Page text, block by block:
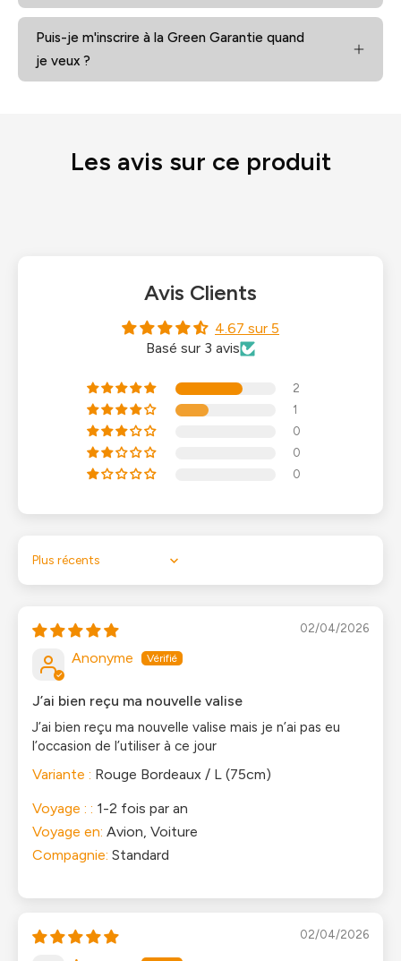
Puis-je m'inscrire à la Green Garantie quand
je veux ?
Les avis sur ce produit
Avis Clients
4.67 sur 5
Basé sur 3 avis
2
1
0
0
0
Sort by
02/04/2026
Anonyme
J’ai bien reçu ma nouvelle valise
J’ai bien reçu ma nouvelle valise mais je n’ai pas eu
l’occasion de l’utiliser à ce jour
Rouge Bordeaux / L (75cm)
Voyage : : 1-2 fois par an
Voyage en: Avion, Voiture
Compagnie: Standard
02/04/2026